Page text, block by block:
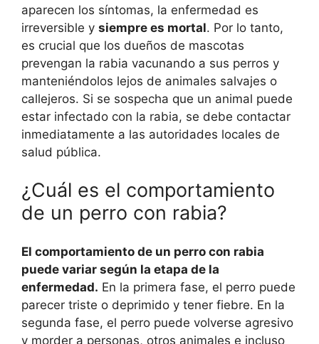
aparecen los síntomas, la enfermedad es
irreversible y siempre es mortal. Por lo tanto,
es crucial que los dueños de mascotas
prevengan la rabia vacunando a sus perros y
manteniéndolos lejos de animales salvajes o
callejeros. Si se sospecha que un animal puede
estar infectado con la rabia, se debe contactar
inmediatamente a las autoridades locales de
salud pública.
¿Cuál es el comportamiento
de un perro con rabia?
El comportamiento de un perro con rabia
puede variar según la etapa de la
enfermedad. En la primera fase, el perro puede
parecer triste o deprimido y tener fiebre. En la
segunda fase, el perro puede volverse agresivo
y morder a personas, otros animales e incluso